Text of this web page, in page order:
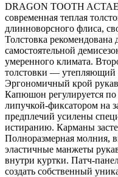
DRAGON TOOTH
современная теплая
длинноворсного флиса,
Толстовка рекомендована
самостоятельной
умеренного климата.
толстовки — утепляющий
Эргономичный крой
Капюшон регулируется
липучкой-фиксатором на
предплечий усилены
истиранию. Карманы
Полноразмерная молния,
эластичные манжеты
внутри куртки. Патч-
создать собственный